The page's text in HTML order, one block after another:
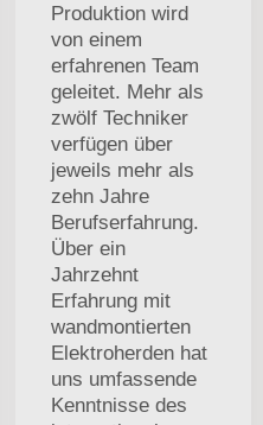
Produktion wird
von einem
erfahrenen Team
geleitet. Mehr als
zwölf Techniker
verfügen über
jeweils mehr als
zehn Jahre
Berufserfahrung.
Über ein
Jahrzehnt
Erfahrung mit
wandmontierten
Elektroherden hat
uns umfassende
Kenntnisse des